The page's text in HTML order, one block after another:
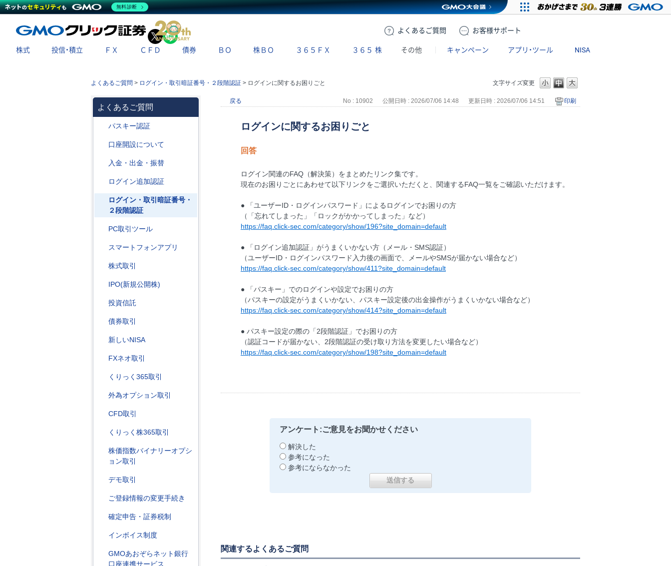
よくある ご質問 お客様サポート
X
株式 投信・積立 ＦＸ ＣＦＤ 債券 ＢＯ 株ＢＯ ３６５ＦＸ ３６５ 株 その他 キャンペーン アプリ・ツール NISA
文字サイズ変更
よくあるご質問 > ログイン・取引暗証番号・２段階認証 > ログインに関するお困りごと
よくあるご質問
パスキー認証
口座開設について
入金・出金・振替
ログイン追加認証
ログイン・取引暗証番号・
２段階認証
PC取引ツール
スマートフォンアプリ
株式取引
IPO(新規公開株)
投資信託
債券取引
新しいNISA
FXネオ取引
くりっく365取引
外為オプション取引
CFD取引
くりっく株365取引
株価指数バイナリーオプシ
ョン取引
デモ取引
ご登録情報の変更手続き
確定申告・証券税制
インボイス制度
GMOあおぞらネット銀行
口座連携サービス
戻る No : 10902 公開日時 : 2026/07/06 14:48 更新日時 : 2026/07/06 14:51 印刷
ログインに関するお困りごと
回答
ログイン関連のFAQ（解決策）をまとめたリンク集です。
現在のお困りごとにあわせて以下リンクをご選択いただくと、関連するFAQ一覧をご確認いただけます。
● 「ユーザーID・ログインパスワード」によるログインでお困りの方
（「忘れてしまった」「ロックがかかってしまった」など）
https://faq.click-sec.com/category/show/196?site_domain=default
● 「ログイン追加認証」がうまくいかない方（メール・SMS認証）
（ユーザーID・ログインパスワード入力後の画面で、メールやSMSが届かない場合など）
https://faq.click-sec.com/category/show/411?site_domain=default
● 「パスキー」でのログインや設定でお困りの方
（パスキーの設定がうまくいかない、パスキー設定後の出金操作がうまくいかない場合など）
https://faq.click-sec.com/category/show/414?site_domain=default
● パスキー設定の際の「2段階認証」でお困りの方
（認証コードが届かない、2段階認証の受け取り方法を変更したい場合など）
https://faq.click-sec.com/category/show/198?site_domain=default
アンケート:ご意見をお聞かせください
解決した
参考になった
参考にならなかった
関連するよくあるご質問
無料診断